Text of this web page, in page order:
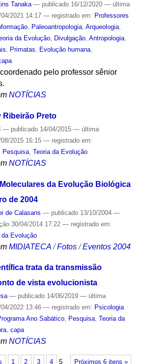
Tanaka — publicado16/12/2020 — última
2021 14:17 — registrado em: Professores
, Paleoantropologia, Arqueologia,
da Evolução, Divulgação, Antropologia,
, Primatas, Evolução humana,
pelo professor sênior
NOTÍCIAS
Ribeirão Preto
— publicado14/04/2015 — última
2015 16:15 — registrado em:
Pesquisa, Teoria da Evolução
NOTÍCIAS
da Evolução Biológica
de 2004
de Calasans — publicado13/10/2004 —
30/04/2014 17:22 — registrado em:
da Evolução
MIDIATECA /Fotos /Eventos 2004
trata da transmissão
de vista evolucionista
— publicado14/06/2019 — última
2022 13:46 — registrado em: Psicologia
Ano Sabático, Pesquisa, Teoria da
, capa
NOTÍCIAS
Próximos 6 itens »
1 2 3 4 5